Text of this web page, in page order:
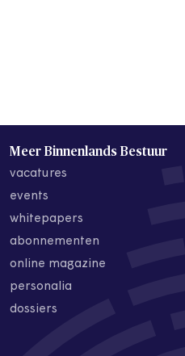
Meer Binnenlands Bestuur
vacatures
events
whitepapers
abonnementen
online magazine
personalia
dossiers